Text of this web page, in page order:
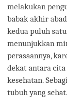
melakukan
babak akhir
kedua puluh
menunjukkan
perasaannya,
dekat antara
kesehatan.
tubuh yang